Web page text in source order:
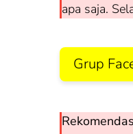
apa saja.
Grup